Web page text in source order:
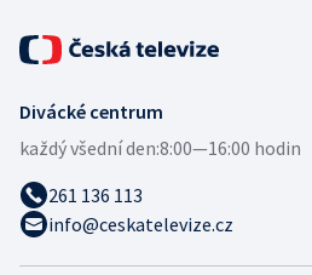
Divácké centrum
každý všední den:8:00—16:00 hodin
261 136 113
info@ceskatelevize.cz